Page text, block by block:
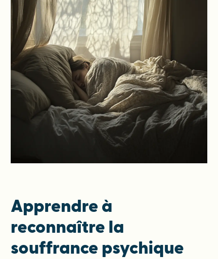
Apprendre à
reconnaître la
souffrance psychique